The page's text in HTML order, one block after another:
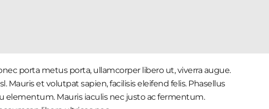
porta metus porta, ullamcorper libero ut, viverra augue.
et volutpat sapien, facilisis eleifend felis. Phasellus
elementum. Mauris iaculis nec justo ac fermentum.